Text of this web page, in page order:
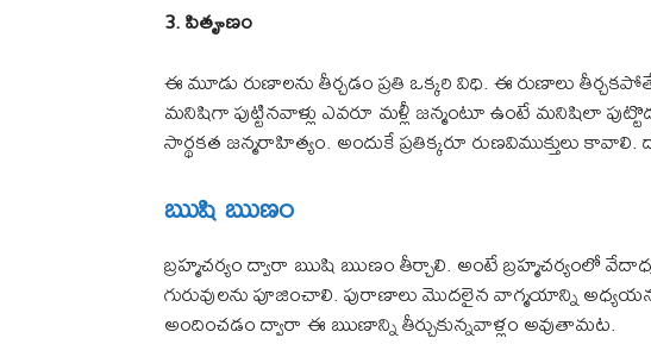
3. పితౄణం
ఈ మూడు రుణాలను తీర్చడం ప్రతి ఒక్కరి విధి. ఈ రుణాలు
మనిషిగా పుట్టినవాళ్లు ఎవరూ మళ్లీ జన్మంటూ ఉంటే మనిషిలా
సార్థకత జన్మరాహిత్యం. అందుకే ప్రతిక్కరూ రుణవిముక్తులు
ఋషి ఋణం
బ్రహ్మచర్యం ద్వారా ఋషి ఋణం తీర్చాలి. అంటే బ్రహ్మచర్యంలో
గురువులను పూజించాలి. పురాణాలు మొదలైన వాగ్మయాన్ని
అందించడం ద్వారా ఈ ఋణాన్ని తీర్చుకున్నవాళ్లం అవుతామట.